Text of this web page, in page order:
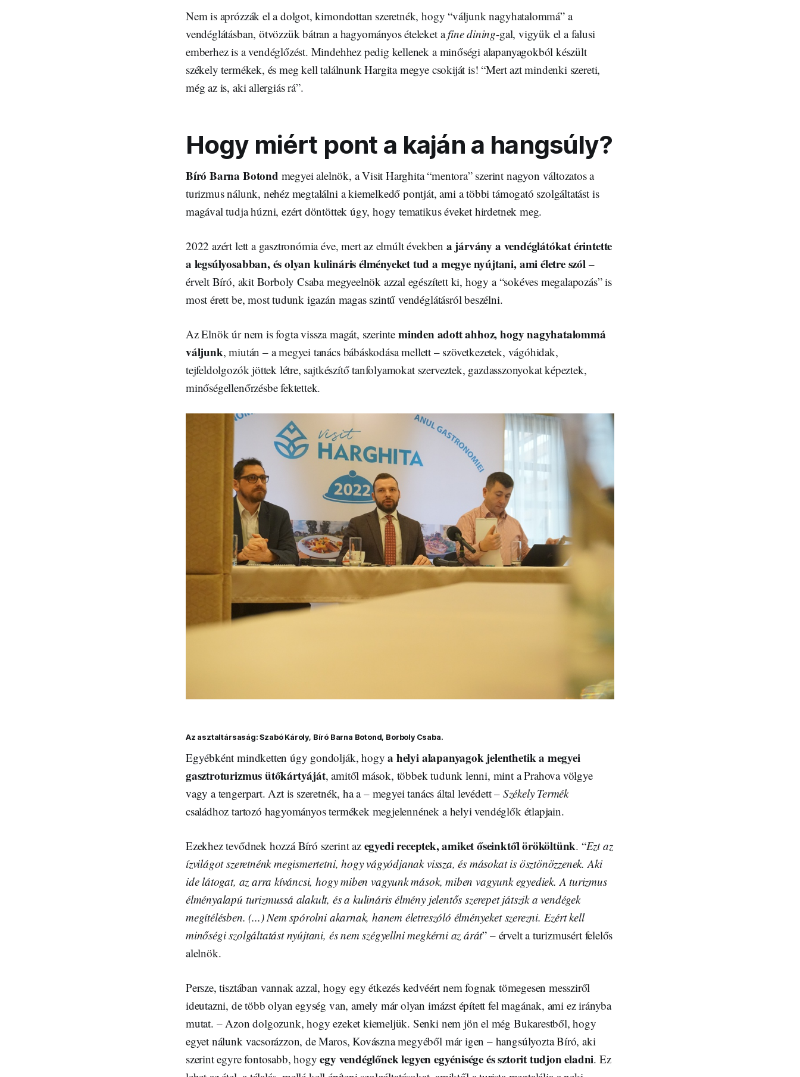
Nem is aprózzák el a dolgot, kimondottan szeretnék, hogy “váljunk nagyhatalommá” a
vendéglátásban, ötvözzük bátran a hagyományos ételeket afine dining-gal, vigyük el a falusi
emberhez is a vendéglőzést. Mindehhez pedig kellenek a minőségi alapanyagokból készült
székely termékek, és meg kell találnunk Hargita megye csokiját is! “Mert azt mindenki szereti,
még az is, aki allergiás rá”.
Hogy miért pont a kaján a hangsúly?
Bíró Barna Botond megyei alelnök, a Visit Harghita “mentora” szerint nagyon változatos a
turizmus nálunk, nehéz megtalálni a kiemelkedő pontját, ami a többi támogató szolgáltatást is
magával tudja húzni, ezért döntöttek úgy, hogy tematikus éveket hirdetnek meg.
2022 azért lett a gasztronómia éve, mert az elmúlt években a járvány a vendéglátókat érintette
a legsúlyosabban, és olyan kulináris élményeket tud a megye nyújtani, ami életre szól–
érvelt Bíró, akit Borboly Csaba megyeelnök azzal egészített ki, hogy a “sokéves megalapozás” is
most érett be, most tudunk igazán magas szintű vendéglátásról beszélni.
Az Elnök úr nem is fogta vissza magát, szerinte minden adott ahhoz, hogy nagyhatalommá
váljunk, miután – a megyei tanács bábáskodása mellett – szövetkezetek, vágóhidak,
tejfeldolgozók jöttek létre, sajtkészítő tanfolyamokat szerveztek, gazdasszonyokat képeztek,
minőségellenőrzésbe fektettek.
Az asztaltársaság: Szabó Károly, Bíró Barna Botond, Borboly Csaba.
Egyébként mindketten úgy gondolják, hogya helyi alapanyagok jelenthetik a megyei
gasztroturizmus ütőkártyáját, amitől mások, többek tudunk lenni, mint a Prahova völgye
vagy a tengerpart. Azt is szeretnék, ha a – megyei tanács által levédett – Székely Termék
családhoz tartozó hagyományos termékek megjelennének a helyi vendéglők étlapjain.
Ezekhez tevődnek hozzá Bíró szerint az egyedi receptek, amiket őseinktől örököltünk. “Ezt az
ízvilágot szeretnénk megismertetni, hogy vágyódjanak vissza, és másokat is ösztönözzenek. Aki
ide látogat, az arra kíváncsi, hogy miben vagyunk mások, miben vagyunk egyediek. A turizmus
élményalapú turizmussá alakult, és a kulináris élmény jelentős szerepet játszik a vendégek
megítélésben. (...) Nem spórolni akarnak, hanem életreszóló élményeket szerezni. Ezért kell
minőségi szolgáltatást nyújtani, és nem szégyellni megkérni az árát” – érvelt a turizmusért felelős
alelnök.
Persze, tisztában vannak azzal, hogy egy étkezés kedvéért nem fognak tömegesen messziről
ideutazni, de több olyan egység van, amely már olyan imázst épített fel magának, ami ez irányba
mutat. – Azon dolgozunk, hogy ezeket kiemeljük. Senki nem jön el még Bukarestből, hogy
egyet nálunk vacsorázzon, de Maros, Kovászna megyéből már igen – hangsúlyozta Bíró, aki
szerint egyre fontosabb, hogyegy vendéglőnek legyen egyénisége és sztorit tudjon eladni. Ez